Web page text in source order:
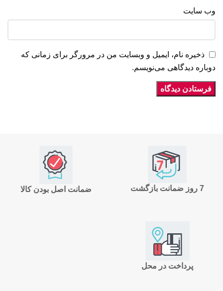
وب‌ سایت
ذخیره نام، ایمیل و وبسایت من در مرورگر برای زمانی که
دوباره دیدگاهی می‌نویسم.
ضمانت اصل بودن کالا 7 روز ضمانت بازگشت
پرداخت در محل